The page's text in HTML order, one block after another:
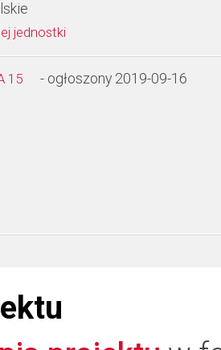
jednostki
15 - ogłoszony 2019-09-16